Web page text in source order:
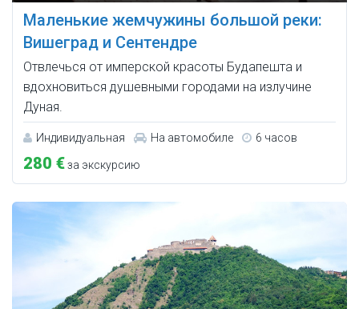
Маленькие жемчужины большой реки:
Вишеград и Сентендре
Отвлечься от имперской красоты Будапешта и
вдохновиться душевными городами на излучине
Дуная.
Индивидуальная На автомобиле 6 часов
280 €за экскурсию